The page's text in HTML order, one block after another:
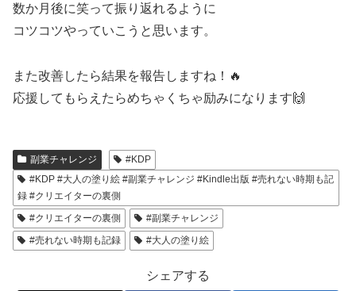
数か月後に笑って振り返れるように
コツコツやっていこうと思います。
また改善したら結果を報告しますね！🔥
応援してもらえたらめちゃくちゃ励みになります🙌
副業チャレンジ
#KDP
#KDP #大人の塗り絵 #副業チャレンジ #Kindle出版 #売れない時期も記
録 #クリエイターの裏側
#クリエイターの裏側
#副業チャレンジ
#売れない時期も記録
#大人の塗り絵
シェアする